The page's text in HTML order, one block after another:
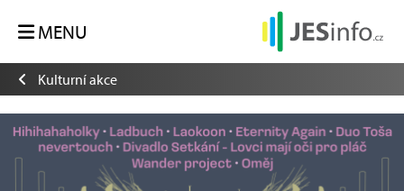
MENU
Kulturní akce